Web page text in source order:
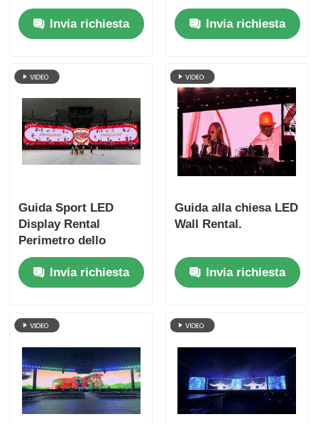
gratuito e spedizione
globale.Invia richiesta
chiavi in mano
Invia richiesta
Guida Sport LED
Display Rental
Perimetro dello
stadio e tabella di
punteggioInvia richiesta
Guida alla chiesa LED
Wall Rental.
Invia richiesta